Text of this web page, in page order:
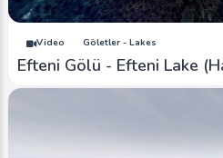
Video Göletler - Lakes
Efteni Gölü - Efteni Lake